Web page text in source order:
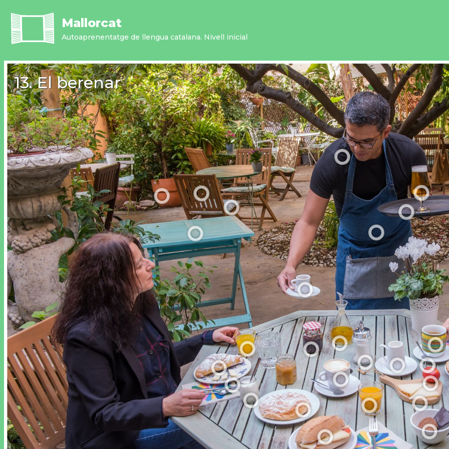
contingut
Mallorcat
Autoaprenentatge de llengua catalana. Nivell inicial
13. El berenar